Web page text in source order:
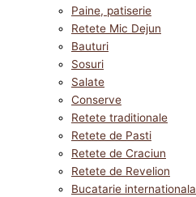
Paine, patiserie
Retete Mic Dejun
Bauturi
Sosuri
Salate
Conserve
Retete traditionale
Retete de Pasti
Retete de Craciun
Retete de Revelion
Bucatarie internationala